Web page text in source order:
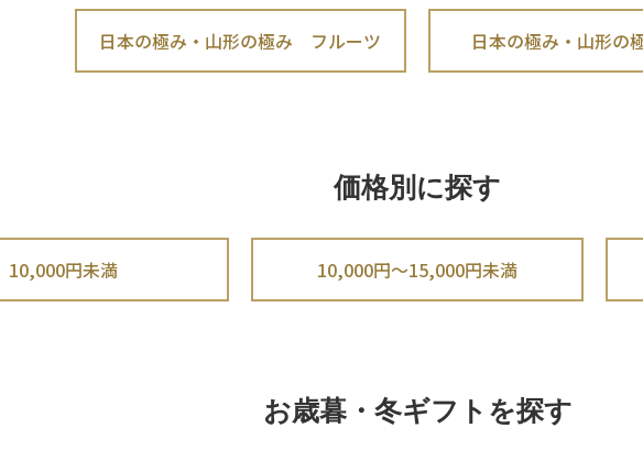
日本の極み・山形の極み フルーツ 日本の極み・山形
価格別に探す
10,000円未満 10,000円～15,000円未満
お歳暮・冬ギフトを探す